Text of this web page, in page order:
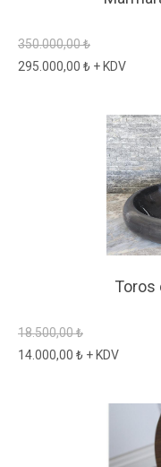
350.000,00 ₺
295.000,00 ₺ + KDV
Toros
18.500,00 ₺
14.000,00 ₺ + KDV